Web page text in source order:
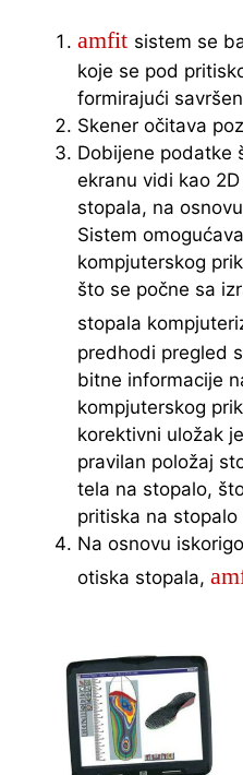
amfit sistem se
koje se pod
formirajući
Skener očitava
Dobijene podatke
ekranu vidi kao
stopala, na
Sistem
kompjuterskog
što se počne sa
stopala
predhodi pregled
bitne informacije
kompjuterskog
korektivni uložak
pravilan položaj
tela na stopalo,
pritiska na stopalo
Na osnovu
otiska stopala,